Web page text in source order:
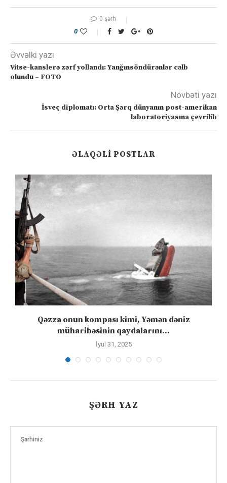
0 şərh
0
Əvvəlki yazı
Vitse-kanslerə zərf yollandı: Yanğınsöndürənlər cəlb
olundu – FOTO
Növbəti yazı
İsveç diplomatı: Orta Şərq dünyanın post-amerikan
laboratoriyasına çevrilib
ƏLAQƏLI POSTLAR
Qəzza onun kompası kimi, Yəmən dəniz
müharibəsinin qaydalarını...
İyul 31, 2025
ŞƏRH YAZ